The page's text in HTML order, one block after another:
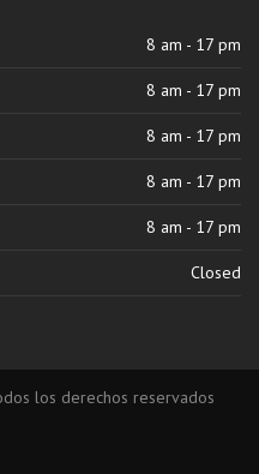
8 am - 17 pm
8 am - 17 pm
8 am - 17 pm
8 am - 17 pm
8 am - 17 pm
Closed
los derechos reservados